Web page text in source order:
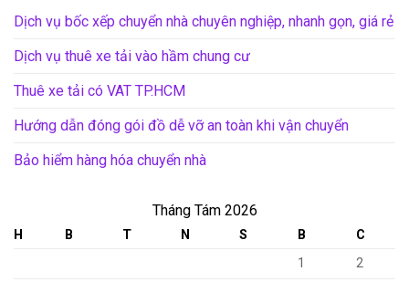
Dịch vụ bốc xếp chuyển nhà chuyên nghiệp, nhanh gọn, giá rẻ
Dịch vụ thuê xe tải vào hầm chung cư
Thuê xe tải có VAT TP.HCM
Hướng dẫn đóng gói đồ dễ vỡ an toàn khi vận chuyển
Bảo hiểm hàng hóa chuyển nhà
Tháng Tám 2026
H B T N S B
C
1
2